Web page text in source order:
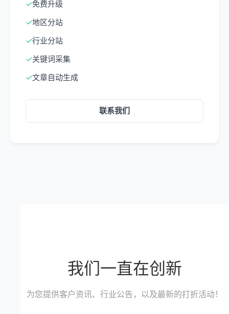
✓免费升级
✓地区分站
✓行业分站
✓关键词采集
✓文章自动生成
联系我们
我们一直在创新
为您提供客户资讯、行业公告，以及最新的打折活动！